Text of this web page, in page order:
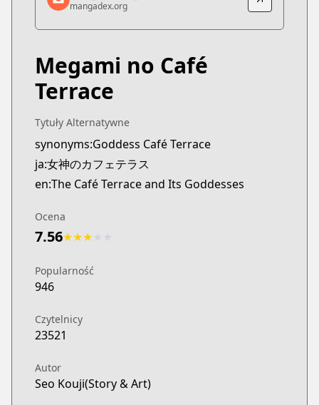
mangadex.org
https://mangadex.org/title/99b8eaeb-9041-4bfd-
mangadex.org
Megami no Café
Terrace
Tytuły Alternatywne
synonyms:Goddess Café Terrace
ja:女神のカフェテラス
en:The Café Terrace and Its Goddesses
Ocena
7.56★★★
Popularność
946
Czytelnicy
23521
Autor
Seo Kouji(Story & Art)